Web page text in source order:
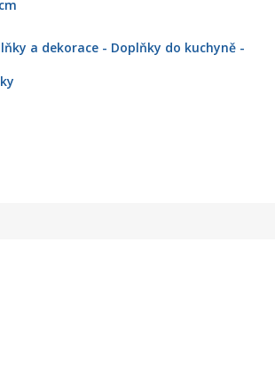
a dekorace - Doplňky do kuchyně -